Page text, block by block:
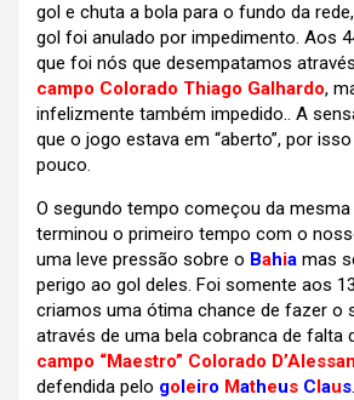
gol e chuta a bola para o fundo da
gol foi anulado por impedimento. Aos
que foi nós que desempatamos
campo Colorado Thiago Galhardo,
infelizmente também impedido.. A
que o jogo estava em “aberto”, por
pouco.
O segundo tempo começou da mesma
terminou o primeiro tempo com o
uma leve pressão sobre o Bahia mas
perigo ao gol deles. Foi somente aos
criamos uma ótima chance de fazer o
através de uma bela cobranca de falta
campo “Maestro” Colorado
defendida pelo goleiro Matheus Claus